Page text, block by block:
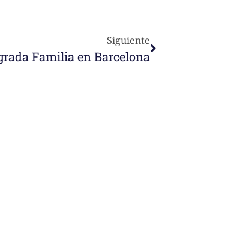
Siguiente
Familia en Barcelona